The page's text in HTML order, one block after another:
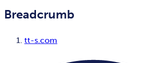
Breadcrumb
tt-s.com